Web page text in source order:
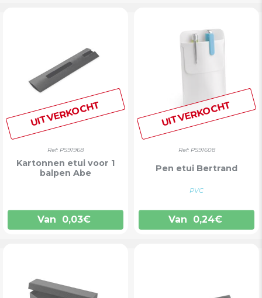
UITVERKOCHT
Ref: PS91968
Kartonnen etui voor 1
balpen Abe
Van 0,03€
UITVERKOCHT
Ref: PS91608
Pen etui Bertrand
PVC
Van 0,24€